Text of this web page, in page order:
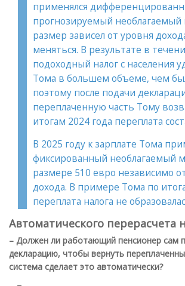
применялся
прогнозируемый
размер зависел от уровня
меняться. В результате в
подоходный налог с населения
Тома в большем объеме, чем
поэтому после подачи
переплаченную часть Тому
итогам 2024 года переплата
В 2025 году к зарплате Тома
фиксированный необлагаемый
размере 510 евро независимо
дохода. В примере Тома по
переплата налога не
Автоматического перерасчета
– Должен ли работающий пенсионер сам
декларацию, чтобы вернуть
система сделает это автоматически?